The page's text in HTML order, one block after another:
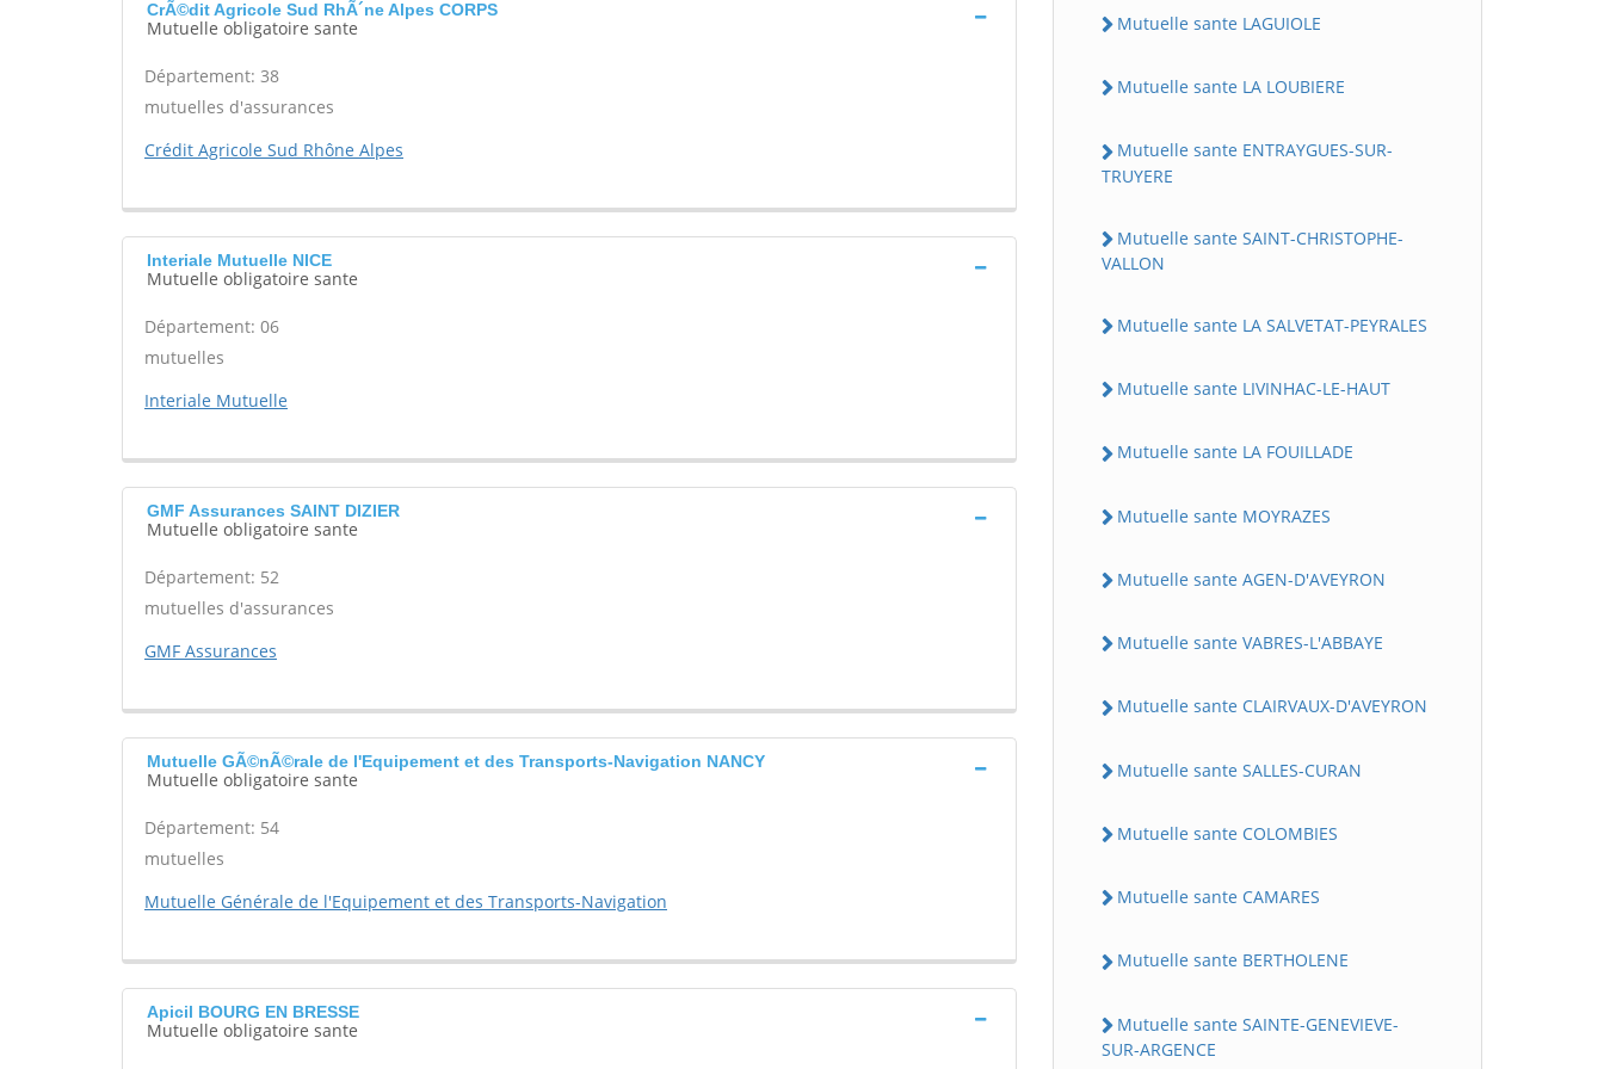
CrÃ©dit Agricole Sud RhÃ´ne Alpes CORPS
Mutuelle obligatoire sante
Département: 38
mutuelles d'assurances
Crédit Agricole Sud Rhône Alpes
Interiale Mutuelle NICE
Mutuelle obligatoire sante
Département: 06
mutuelles
Interiale Mutuelle
GMF Assurances SAINT DIZIER
Mutuelle obligatoire sante
Département: 52
mutuelles d'assurances
GMF Assurances
Mutuelle GÃ©nÃ©rale de l'Equipement et des Transports-Navigation NANCY
Mutuelle obligatoire sante
Département: 54
mutuelles
Mutuelle Générale de l'Equipement et des Transports-Navigation
Apicil BOURG EN BRESSE
Mutuelle obligatoire sante
Mutuelle sante LAGUIOLE
Mutuelle sante LA LOUBIERE
Mutuelle sante ENTRAYGUES-SUR-
TRUYERE
Mutuelle sante SAINT-CHRISTOPHE-
VALLON
Mutuelle sante LA SALVETAT-PEYRALES
Mutuelle sante LIVINHAC-LE-HAUT
Mutuelle sante LA FOUILLADE
Mutuelle sante MOYRAZES
Mutuelle sante AGEN-D'AVEYRON
Mutuelle sante VABRES-L'ABBAYE
Mutuelle sante CLAIRVAUX-D'AVEYRON
Mutuelle sante SALLES-CURAN
Mutuelle sante COLOMBIES
Mutuelle sante CAMARES
Mutuelle sante BERTHOLENE
Mutuelle sante SAINTE-GENEVIEVE-
SUR-ARGENCE